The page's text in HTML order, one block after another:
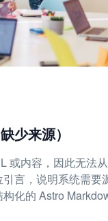
少来源）
或内容，因此无法
言，说明系统需要
化的 Astro